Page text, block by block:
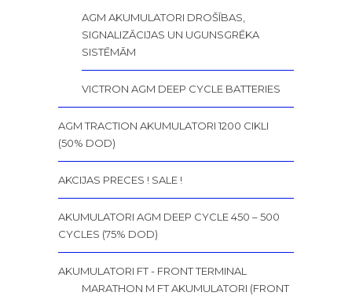
AGM AKUMULATORI DROŠĪBAS,
SIGNALIZĀCIJAS UN UGUNSGRĒKA
SISTĒMĀM
VICTRON AGM DEEP CYCLE BATTERIES
AGM TRACTION AKUMULATORI 1200 CIKLI
(50% DOD)
AKCIJAS PRECES ! SALE !
AKUMULATORI AGM DEEP CYCLE 450 – 500
CYCLES (75% DOD)
AKUMULATORI FT - FRONT TERMINAL
MARATHON M FT AKUMULATORI (FRONT